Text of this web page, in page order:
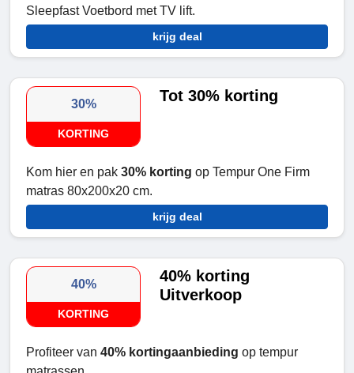
Sleepfast Voetbord met TV lift.
krijg deal
30%
KORTING
Tot 30% korting
Kom hier en pak 30% korting op Tempur One Firm
matras 80x200x20 cm.
krijg deal
40%
KORTING
40% korting
Uitverkoop
Profiteer van 40% kortingaanbieding op tempur